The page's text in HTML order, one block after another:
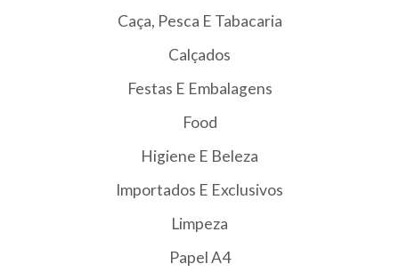
Caça, Pesca E Tabacaria
Calçados
Festas E Embalagens
Food
Higiene E Beleza
Importados E Exclusivos
Limpeza
Papel A4